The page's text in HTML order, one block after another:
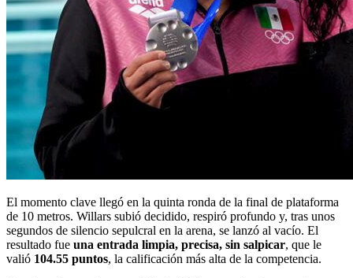
El momento clave llegó en la quinta ronda de la final de plataforma
de 10 metros. Willars subió decidido, respiró profundo y, tras unos
segundos de silencio sepulcral en la arena, se lanzó al vacío. El
resultado fue una entrada limpia, precisa, sin salpicar, que le
valió 104.55 puntos, la calificación más alta de la competencia.